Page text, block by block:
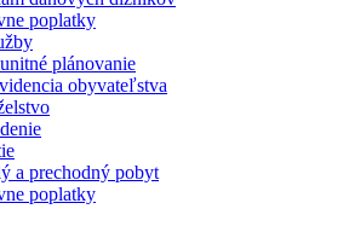
poplatky
plánovanie
obyvateľstva
a prechodný pobyt
poplatky